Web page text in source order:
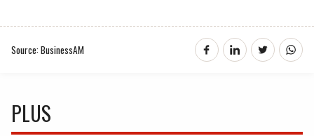
Source: BusinessAM
PLUS